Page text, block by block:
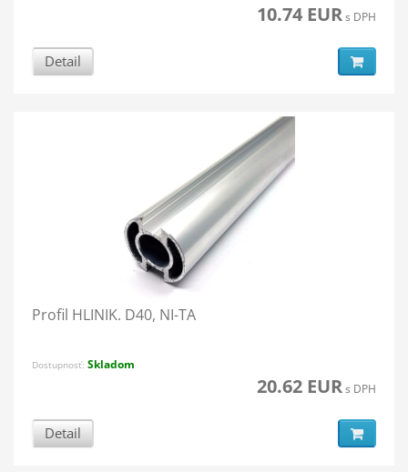
10.74 EURs DPH
Detail
Profil HLINIK. D40, NI-TA
Dostupnosť: Skladom
20.62 EURs DPH
Detail